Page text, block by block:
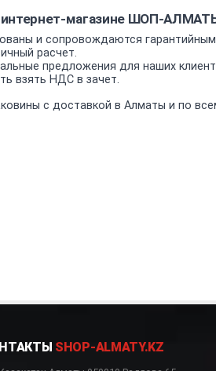
интернет-магазине ШОП-
и сопровождаются
расчет.
предложения для наших
взять НДС в зачет.
с доставкой в Алматы и по
SHOP-ALMATY.KZ